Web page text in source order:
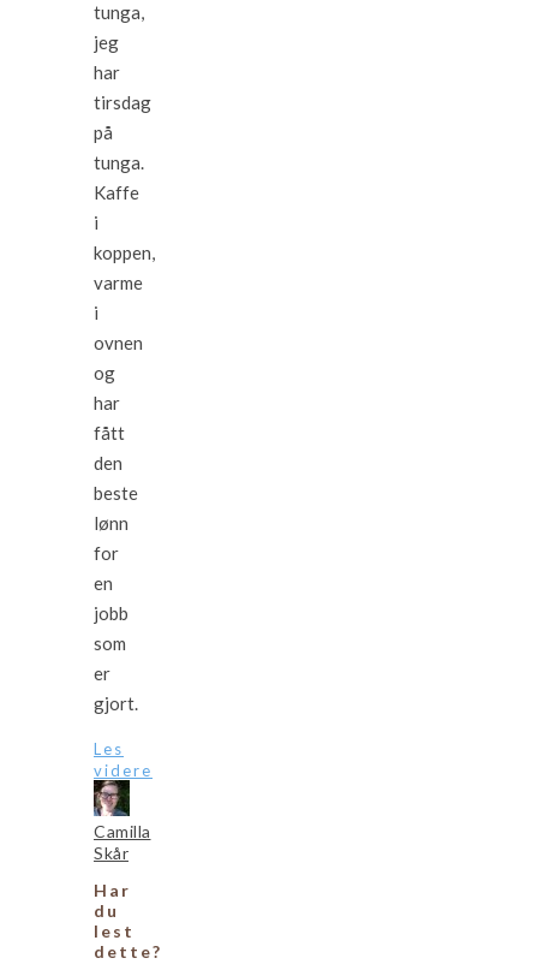
tunga,
jeg
har
tirsdag
på
tunga.
Kaffe
i
koppen,
varme
i
ovnen
og
har
fått
den
beste
lønn
for
en
jobb
som
er
gjort.
Les
videre
Camilla
Skår
Har
du
lest
dette?